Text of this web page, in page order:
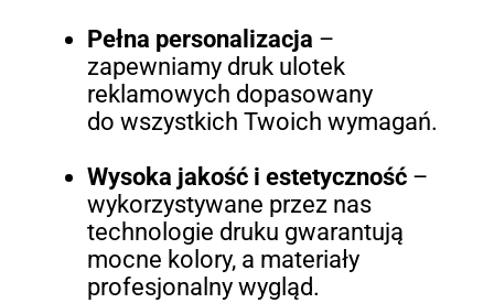
Pełna personalizacja –
zapewniamy druk ulotek
reklamowych dopasowany
do wszystkich Twoich wymagań.
Wysoka jakość i estetyczność –
wykorzystywane przez nas
technologie druku gwarantują
mocne kolory, a materiały
profesjonalny wygląd.